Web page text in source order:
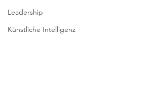
Leadership
Künstliche Intelligenz